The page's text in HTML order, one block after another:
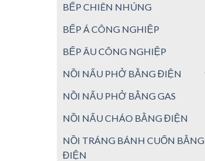
BẾP CHIÊN NHÚNG
BẾP Á CÔNG NGHIỆP
BẾP ÂU CÔNG NGHIỆP
NỒI NẤU PHỞ BẰNG ĐIỆN
NỒI NẤU PHỞ BẰNG GAS
NỒI NẤU CHÁO BẰNG ĐIỆN
NỒI TRÁNG BÁNH CUỐN BẰNG
ĐIỆN